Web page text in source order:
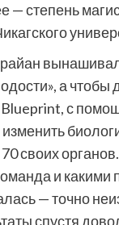
— степень
а чтобы
с
своих
и какими
— точно
спустя